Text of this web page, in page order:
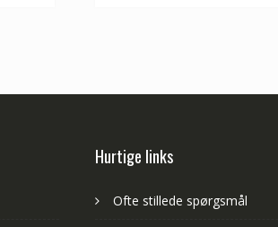
Hurtige links
Ofte stillede spørgsmål